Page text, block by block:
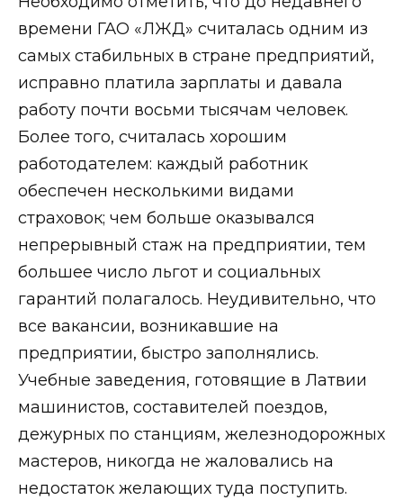
времени ГАО «ЛЖД» считалась одним из
самых стабильных в стране предприятий,
исправно платила зарплаты и давала
работу почти восьми тысячам человек.
Более того, считалась хорошим
работодателем: каждый работник
обеспечен несколькими видами
страховок; чем больше оказывался
непрерывный стаж на предприятии, тем
большее число льгот и социальных
гарантий полагалось. Неудивительно, что
все вакансии, возникавшие на
предприятии, быстро заполнялись.
Учебные заведения, готовящие в Латвии
машинистов, составителей поездов,
дежурных по станциям, железнодорожных
мастеров, никогда не жаловались на
недостаток желающих туда поступить.